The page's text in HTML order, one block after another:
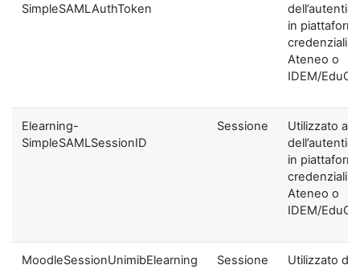
SimpleSAMLAuthToken
in
credenziali di
Ateneo o
IDEM/
Elearning-
SimpleSAMLSessionID
Sessione
Utilizzato ai
in
credenziali di
Ateneo o
IDEM/
MoodleSessionUnimibElearning Sessione
Utilizzato